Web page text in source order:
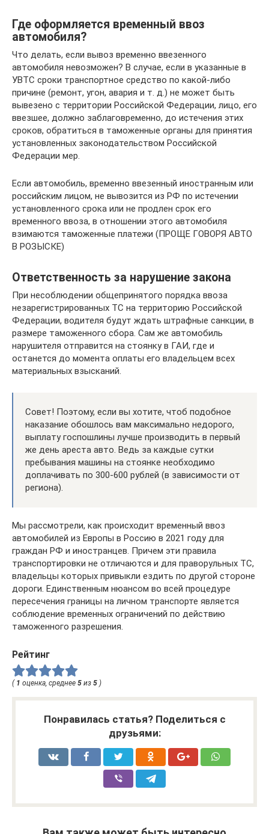
Где оформляется временный ввоз
автомобиля?
Что делать, если вывоз временно ввезенного
автомобиля невозможен? В случае, если в указанные в
УВТС сроки транспортное средство по какой-либо
причине (ремонт, угон, авария и т. д.) не может быть
вывезено с территории Российской Федерации, лицо, его
ввезшее, должно заблаговременно, до истечения этих
сроков, обратиться в таможенные органы для принятия
установленных законодательством Российской
Федерации мер.
Если автомобиль, временно ввезенный иностранным или
российским лицом, не вывозится из РФ по истечении
установленного срока или не продлен срок его
временного ввоза, в отношении этого автомобиля
взимаются таможенные платежи (ПРОЩЕ ГОВОРЯ АВТО
В РОЗЫСКЕ)
Ответственность за нарушение закона
При несоблюдении общепринятого порядка ввоза
незарегистрированных ТС на территорию Российской
Федерации, водителя будут ждать штрафные санкции, в
размере таможенного сбора. Сам же автомобиль
нарушителя отправится на стоянку в ГАИ, где и
останется до момента оплаты его владельцем всех
материальных взысканий.
Совет! Поэтому, если вы хотите, чтоб подобное
наказание обошлось вам максимально недорого,
выплату госпошлины лучше производить в первый
же день ареста авто. Ведь за каждые сутки
пребывания машины на стоянке необходимо
доплачивать по 300-600 рублей (в зависимости от
региона).
Мы рассмотрели, как происходит временный ввоз
автомобилей из Европы в Россию в 2021 году для
граждан РФ и иностранцев. Причем эти правила
транспортировки не отличаются и для праворульных ТС,
владельцы которых привыкли ездить по другой стороне
дороги. Единственным нюансом во всей процедуре
пересечения границы на личном транспорте является
соблюдение временных ограничений по действию
таможенного разрешения.
Рейтинг
( 1 оценка, среднее 5 из 5 )
Понравилась статья? Поделиться с
друзьями: